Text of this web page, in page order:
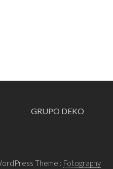
GRUPO DEKO
Theme : Fotography